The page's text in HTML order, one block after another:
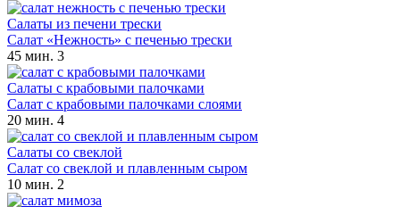
Салаты из печени трески
Салат «Нежность» с печенью трески
45 мин. 3
Салаты с крабовыми палочками
Салат с крабовыми палочками слоями
20 мин. 4
Салаты со свеклой
Салат со свеклой и плавленным сыром
10 мин. 2